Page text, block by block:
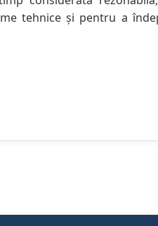
tehnice și pentru a